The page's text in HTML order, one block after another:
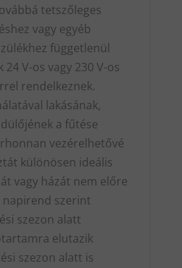
tetszőleges
vagy egyéb
függetlenül
V-os vagy 230 V-os
rendelkeznek.
lakásának,
a fűtése
vezérelhetővé
különösen ideális
vagy házát nem előre
szerint
szezon alatt
elutazik
szezon alatt is